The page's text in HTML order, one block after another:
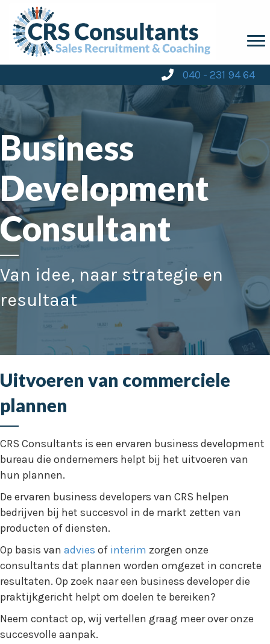
040 - 231 94 64
Business
Development
Consultant
Van idee, naar strategie en
resultaat
Uitvoeren van commerciele
plannen
CRS Consultants is een ervaren business development
bureau die ondernemers helpt bij het uitvoeren van
hun plannen.
De ervaren business developers van CRS helpen
bedrijven bij het succesvol in de markt zetten van
producten of diensten.
Op basis van advies of interim zorgen onze
consultants dat plannen worden omgezet in concrete
resultaten. Op zoek naar een business developer die
praktijkgericht helpt om doelen te bereiken?
Neem contact op, wij vertellen graag meer over onze
succesvolle aanpak.